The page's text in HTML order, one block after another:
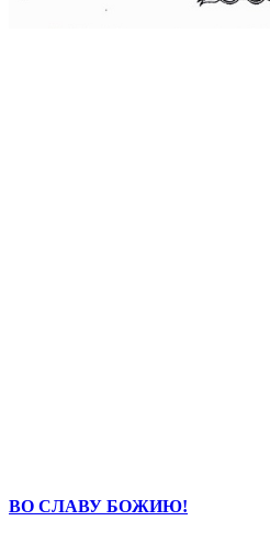
ВО СЛАВУ БОЖИЮ!